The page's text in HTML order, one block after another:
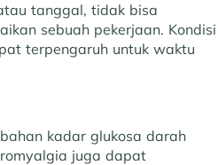
tanggal, tidak bisa
sebuah pekerjaan. Kondisi
terpengaruh untuk waktu
kadar glukosa darah
juga dapat